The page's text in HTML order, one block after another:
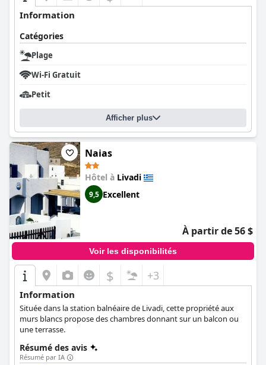
Information
Catégories
Plage
Wi-Fi Gratuit
Petit
Afficher plus
Naias
Hôtel à Livadi
9,5 Excellent
À partir de 56 $
Voir les disponibilités
$ +3
Information
Située dans la station balnéaire de Livadi, cette propriété aux
murs blancs propose des chambres donnant sur un balcon ou
une terrasse.
Résumé des avis
Résumé par IA